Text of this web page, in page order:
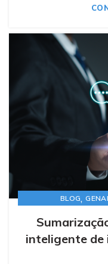
BLOG,GENAI
inteligente de